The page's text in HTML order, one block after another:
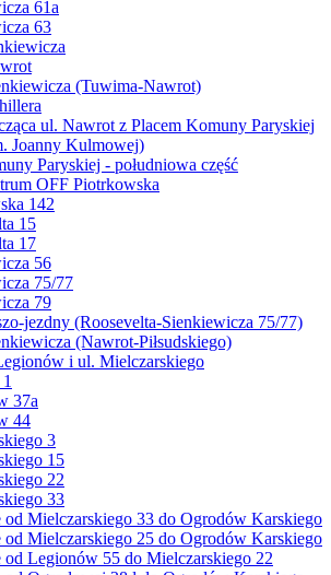
61a
63
(Tuwima-Nawrot)
ul. Nawrot z Placem Komuny Paryskiej
Joanny Kulmowej)
Paryskiej - południowa część
OFF Piotrkowska
142
15
17
56
75/77
79
jezdny (Roosevelta-Sienkiewicza 75/77)
(Nawrot-Piłsudskiego)
i ul. Mielczarskiego
37a
44
3
15
22
33
od Mielczarskiego 33 do Ogrodów Karskiego
od Mielczarskiego 25 do Ogrodów Karskiego
od Legionów 55 do Mielczarskiego 22